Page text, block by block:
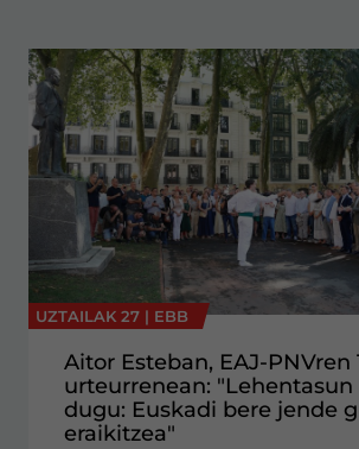
UZTAILAK 27 | EBB
Aitor Esteban, EAJ-PNVren
urteurrenean: "Lehentasun
dugu: Euskadi bere jende
eraikitzea"